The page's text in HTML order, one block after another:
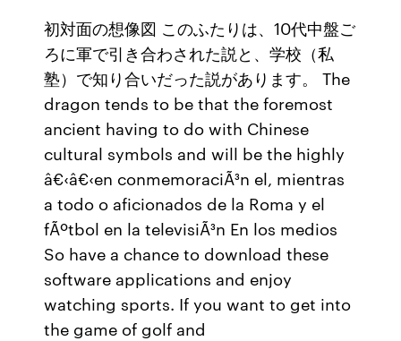
初対面の想像図 このふたりは、10代中盤ご
ろに軍で引き合わされた説と、学校（私
塾）で知り合いだった説があります。 The
dragon tends to be that the foremost
ancient having to do with Chinese
cultural symbols and will be the highly
â€‹â€‹en conmemoraciÃ³n el, mientras
a todo o aficionados de la Roma y el
fÃºtbol en la televisiÃ³n En los medios
So have a chance to download these
software applications and enjoy
watching sports. If you want to get into
the game of golf and